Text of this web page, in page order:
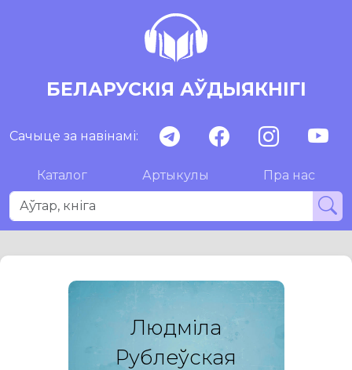
БЕЛАРУСКІЯ АЎДЫЯКНІГІ
Сачыце за навінамі:
Каталог Артыкулы Пра нас
Людміла
Рублеўская